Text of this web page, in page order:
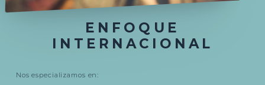
ENFOQUE
INTERNACIONAL
Nos especializamos en: